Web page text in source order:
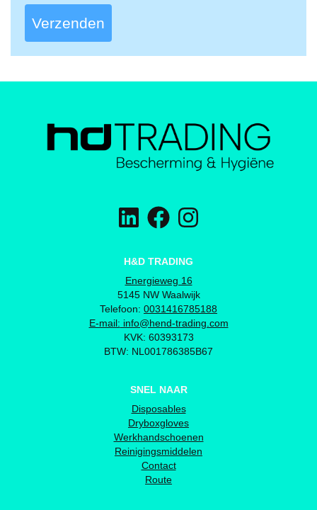
Verzenden
H&D TRADING
Energieweg 16
5145 NW Waalwijk
Telefoon: 0031416785188
E-mail: info@hend-trading.com
KVK: 60393173
BTW: NL001786385B67
SNEL NAAR
Disposables
Dryboxgloves
Werkhandschoenen
Reinigingsmiddelen
Contact
Route